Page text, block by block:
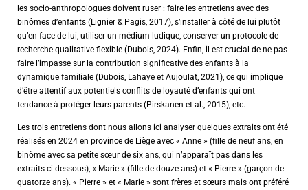
les socio-anthropologues doivent ruser : faire les entretiens avec des
binômes d’enfants (Lignier & Pagis, 2017), s’installer à côté de lui plutôt
qu’en face de lui, utiliser un médium ludique, conserver un protocole de
recherche qualitative flexible (Dubois, 2024). Enfin, il est crucial de ne pas
faire l’impasse sur la contribution significative des enfants à la
dynamique familiale (Dubois, Lahaye et Aujoulat, 2021), ce qui implique
d’être attentif aux potentiels conflits de loyauté d’enfants qui ont
tendance à protéger leurs parents (Pirskanen et al., 2015), etc.
Les trois entretiens dont nous allons ici analyser quelques extraits ont été
réalisés en 2024 en province de Liège avec « Anne » (fille de neuf ans, en
binôme avec sa petite sœur de six ans, qui n’apparaît pas dans les
extraits ci-dessous), « Marie » (fille de douze ans) et « Pierre » (garçon de
quatorze ans). « Pierre » et « Marie » sont frères et sœurs mais ont préféré